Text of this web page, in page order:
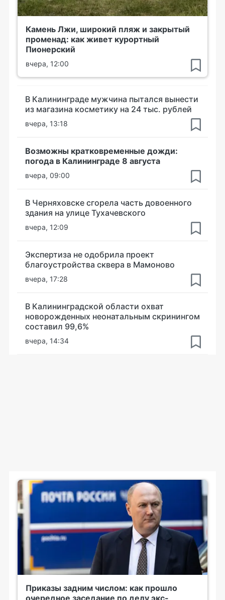
Камень Лжи, широкий пляж и закрытый
променад: как живет курортный
Пионерский
вчера, 12:00
В Калининграде мужчина пытался вынести
из магазина косметику на 24 тыс. рублей
вчера, 13:18
Возможны кратковременные дожди:
погода в Калининграде 8 августа
вчера, 09:00
В Черняховске сгорела часть довоенного
здания на улице Тухачевского
вчера, 12:09
Экспертиза не одобрила проект
благоустройства сквера в Мамоново
вчера, 17:28
В Калининградской области охват
новорожденных неонатальным скринингом
составил 99,6%
вчера, 14:34
Приказы задним числом: как прошло
очередное заседание по делу экс-